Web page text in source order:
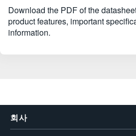
Overview
Download the PDF of the
product features, important
information.
회사